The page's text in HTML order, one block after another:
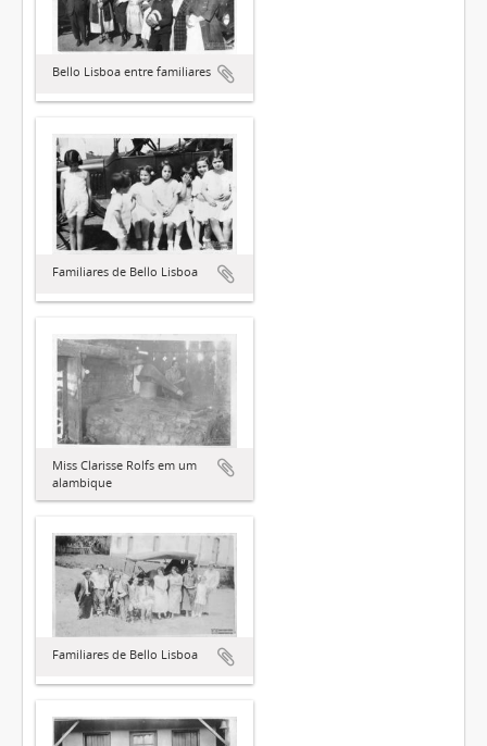
Bello Lisboa entre familiares
Familiares de Bello Lisboa
Miss Clarisse Rolfs em um
alambique
Familiares de Bello Lisboa